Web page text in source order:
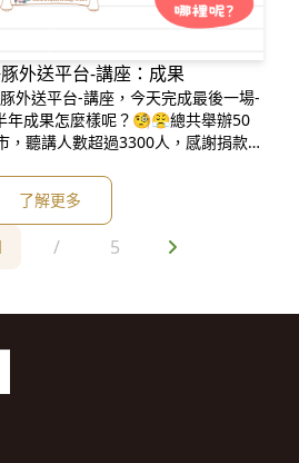
外送平台-講座：成果
外送平台-講座，今天完成最後一場-
年成果怎麼樣呢？🧐😤總共舉辦50
，聽講人數超過3300人，感謝捐款者
❤️然而台灣白海豚外送平台-講座，
～2025年（已講課+預約）總共13
全台只剩5縣市還沒造訪，快來找我
仍需要大家的支持，計畫詳情
了解更多
/ 5